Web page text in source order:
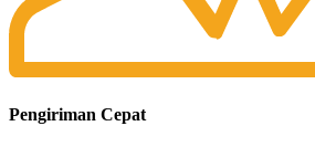
Pengiriman Cepat